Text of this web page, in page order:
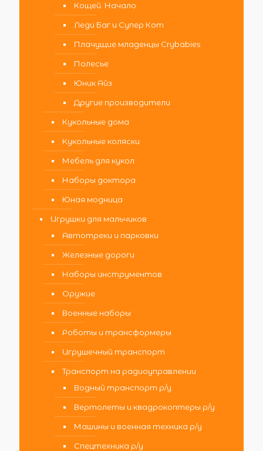
Кощей. Начало
Леди Баг и Супер Кот
Плачущие младенцы Crybabies
Полесье
Юник Айз
Другие производители
Кукольные дома
Кукольные коляски
Мебель для кукол
Наборы доктора
Юная модница
Игрушки для мальчиков
Автотреки и парковки
Железные дороги
Наборы инструментов
Оружие
Военные наборы
Роботы и трансформеры
Игрушечный транспорт
Транспорт на радиоуправлении
Водный транспорт р/у
Вертолеты и квадрокоптеры р/у
Машины и военная техника р/у
Спецтехника р/у